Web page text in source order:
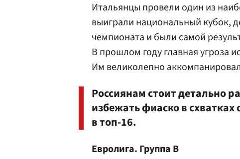
Итальянцы провели один из
выиграли национальный
чемпионата и были самой
В прошлом году главная угроза
Им великолепно
Россиянам стоит детально
избежать фиаско в
в топ-16.
Евролига. Группа В